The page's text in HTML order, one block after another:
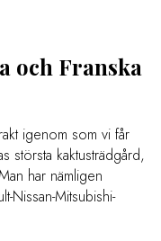
och Franska
igenom som vi får
största kaktusträdgård,
har nämligen
Nissan-Mitsubishi-